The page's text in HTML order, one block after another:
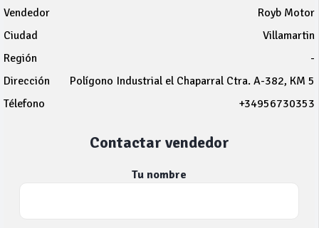
Vendedor
Royb Motor
Ciudad
Villamartin
Región
-
Dirección
Polígono Industrial el Chaparral Ctra. A-382, KM 5
Télefono
+34956730353
Contactar vendedor
Tu nombre